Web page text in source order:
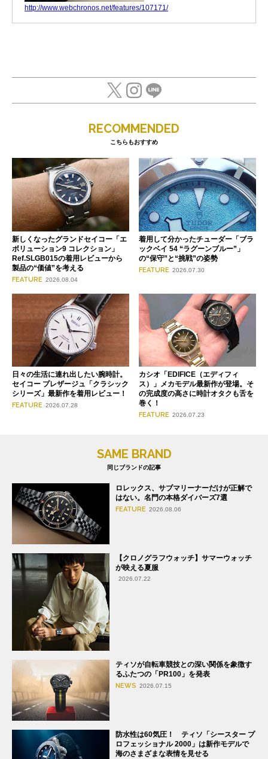
http://www.webchronos.net/features/107171/
RECOMMENDED
こちらもおすすめ
新しくなったグランドセイコー「エ
ボリューション9 コレクション」
Ref.SLGB015の着用レビューから
製品の“価値”を考える
FEATURE 2026.08.04
着用して分かったチューダー「ブラ
ックベイ 54 “ラグーンブルー”」
の“保守”と“挑戦”の姿勢
FEATURE 2026.07.30
日々の生活に連れ出したい腕時計。
セイコー プレザージュ「クラシック
シリーズ」最新作を着用レビュー！
FEATURE 2026.07.28
カシオ「EDIFICE（エディフィ
ス）」メカモデル最新作が登場。そ
の完成度の高さに時計オタクも舌を
巻く！
FEATURE 2026.07.23
SAME BRAND
同じブランドの記事
ロレックス、サブマリーナーだけが正解で
はない。名門の本格ダイバーズ7選
FEATURE 2026.08.06
【クロノグラフウォッチ】サマーウォッチ
が映える夏服
2026.07.22
ティソが自転車競技との深い関係を象徴す
るふたつの「PR100」を発表
NEWS 2026.07.15
防水性は60気圧！ ティソ「シースター プ
ロフェッショナル 2000」は新作モデルで
海のさまざまな表情を見せる